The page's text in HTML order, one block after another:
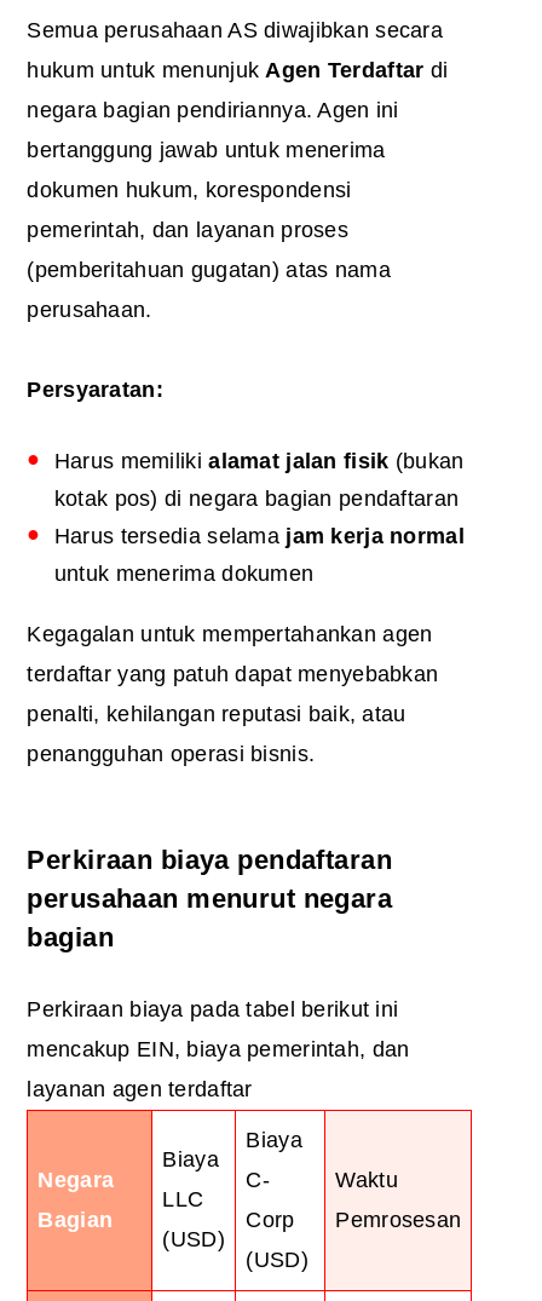
Semua perusahaan AS diwajibkan secara
hukum untuk menunjukAgen Terdaftar di
negara bagian pendiriannya. Agen ini
bertanggung jawab untuk menerima
dokumen hukum, korespondensi
pemerintah, dan layanan proses
(pemberitahuan gugatan) atas nama
perusahaan.
Persyaratan:
Harus memilikialamat jalan fisik (bukan
kotak pos) di negara bagian pendaftaran
Harus tersedia selama jam kerja normal
untuk menerima dokumen
Kegagalan untuk mempertahankan agen
terdaftar yang patuh dapat menyebabkan
penalti, kehilangan reputasi baik, atau
penangguhan operasi bisnis.
Perkiraan biaya pendaftaran
perusahaan menurut negara
bagian
Perkiraan biaya pada tabel berikut ini
mencakup EIN, biaya pemerintah, dan
layanan agen terdaftar
Negara
Bagian
Biaya
LLC
(USD)
Biaya
C-
Corp
(USD)
Waktu
Pemrosesan